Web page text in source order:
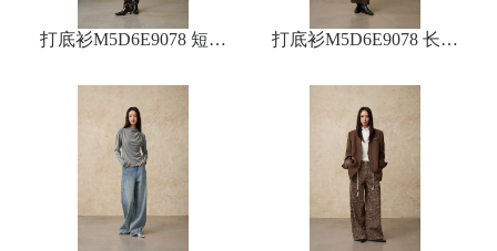
打底衫M5D6E9078 短裙
打底衫M5D6E9078 长裙